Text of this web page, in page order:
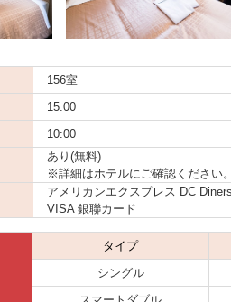
156室
15:00
10:00
あり(無料)
※詳細はホテルにご確認ください
アメリカンエクスプレス DC
VISA 銀聯カード
タイプ
シングル